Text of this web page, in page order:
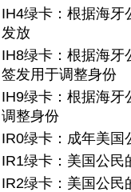
IH4绿卡：根据海牙
发放
IH8绿卡：根据海牙
签发用于调整身份
IH9绿卡：根据海牙
调整身份
IR0绿卡：成年美国
IR1绿卡：美国公民
IR2绿卡：美国公民